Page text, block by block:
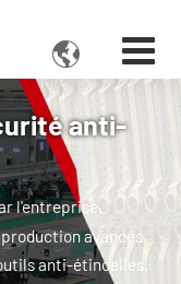

anti-
l'entreprise.
avancés.
anti-étincelles.